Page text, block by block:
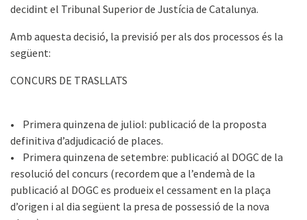
decidint el Tribunal Superior de Justícia de Catalunya.
Amb aquesta decisió, la previsió per als dos processos és la
següent:
CONCURS DE TRASLLATS
• Primera quinzena de juliol: publicació de la proposta
definitiva d’adjudicació de places.
• Primera quinzena de setembre: publicació al DOGC de la
resolució del concurs (recordem que a l’endemà de la
publicació al DOGC es produeix el cessament en la plaça
d’origen i al dia següent la presa de possessió de la nova